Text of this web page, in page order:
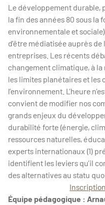
Le développement durable,
la fin des années 80 sous la
environnementale et
d’être médiatisée auprès
entreprises. Les récents
changement climatique, à
les limites planétaires et les
l’environnement. L’heure
convient de modifier nos
grands enjeux du
durabilité forte (énergie,
ressources naturelles,
experts internationaux (1)
identifient les leviers qu’il
des alternatives au statu quo.
Équipe pédagogique :